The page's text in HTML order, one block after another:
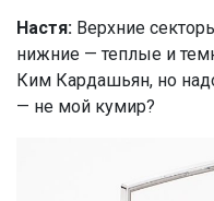
Настя: Верхние
нижние — теплые и
Ким Кардашьян, но
— не мой кумир?